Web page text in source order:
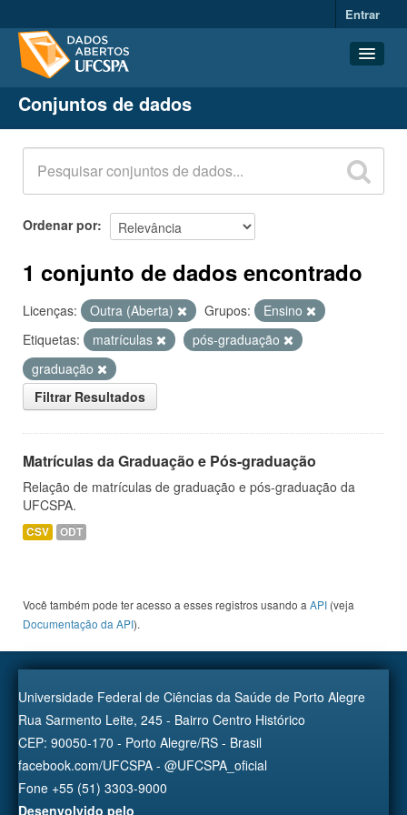
Entrar
Conjuntos de dados
Organizações
Grupos
Sobre
Conjuntos de dados
Ordenar por
1 conjunto de dados encontrado
Licenças: Outra (Aberta) Grupos:
Ensino
Etiquetas:
matrículas
pós-graduação
graduação
Filtrar Resultados
Matrículas da Graduação e Pós-graduação
Relação de matrículas de graduação e pós-graduação da
UFCSPA.
CSV ODT
Você também pode ter acesso a esses registros usando a API (veja
Documentação da API).
Universidade Federal de Ciências da Saúde de Porto Alegre
Rua Sarmento Leite, 245 - Bairro Centro Histórico
CEP: 90050-170 - Porto Alegre/RS - Brasil
facebook.com/UFCSPA - @UFCSPA_oficial
Fone +55 (51) 3303-9000
Desenvolvido pelo